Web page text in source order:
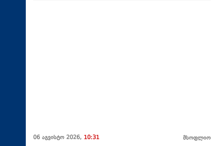
06 აგვისტო 2026, 10:31 მსოფლიო